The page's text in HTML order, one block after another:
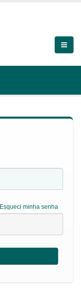
Esqueci minha senha